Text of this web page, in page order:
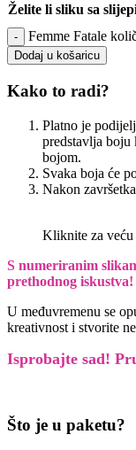
Želite li sliku sa
Femme Fatale
Dodaj u košaricu
Kako to radi?
Platno je
predstavlja boju
bojom.
Svaka boja će
Nakon
Kliknite za veću
S numeriranim
prethodnog iskustva!
U međuvremenu se
kreativnost i stvorite
Isprobajte sad!
Što je u paketu?